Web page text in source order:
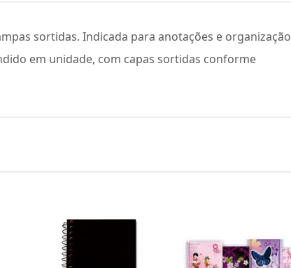
sortidas. Indicada para anotações e organização
em unidade, com capas sortidas conforme